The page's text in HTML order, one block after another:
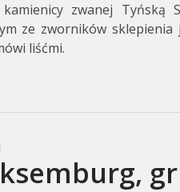
zwanej Tyńską
ze zworników sklepienia
liśćmi.